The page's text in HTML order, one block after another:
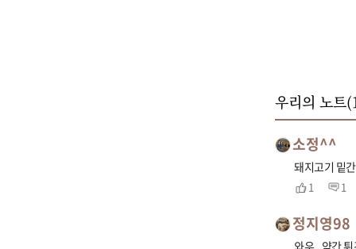
우리의 노트(
소정^^
돼지고기 밑
1 1
정지영98
와우.. 약간